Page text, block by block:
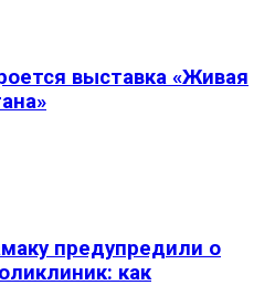
выставка «Живая
предупредили о
как